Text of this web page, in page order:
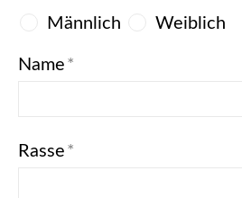
Männlich
Weiblich
Name *
Rasse *